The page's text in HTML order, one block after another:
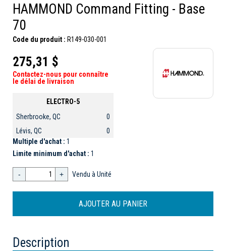
HAMMOND Command Fitting - Base
70
Code du produit : R149-030-001
275,31 $
Contactez-nous pour connaître
le délai de livraison
ELECTRO-5
Sherbrooke, QC
0
Lévis, QC
0
Multiple d'achat : 1
Limite minimum d'achat : 1
- + Vendu à Unité
Description